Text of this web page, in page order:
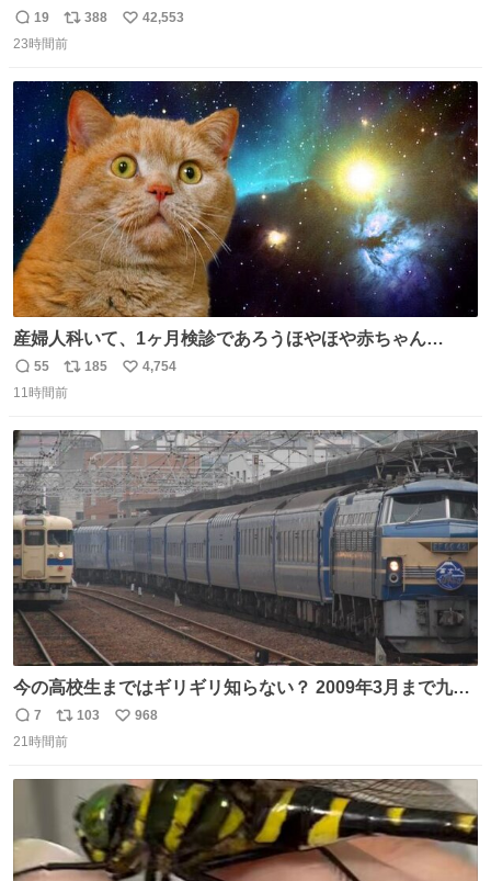
返
信
19
リ
ポ
ト
数
388
い
数
42,553
23時間前
産婦人科いて、1ヶ月検診であろうほやほや赤ちゃん👩‍🍼
と推定2,3歳の女の子👧🏻をワンオペで連れてるママがいる
のだけども 女の子ずっとママの側から離れない…⁉️ 手を繋
たいにﾄﾃﾄﾃついてってるし逃走しないし脱走しないし逃げ
ないし走ら文字数
返
信
55
リ
ポ
ト
数
185
い
数
4,754
11時間前
今の高校生まではギリギリ知らない？ 2009年3月まで九州
に寝台特急が走っていたことを
返
信
7
リ
ポ
103
い
数
968
21時間前